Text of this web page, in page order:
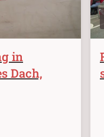
in
Dach,